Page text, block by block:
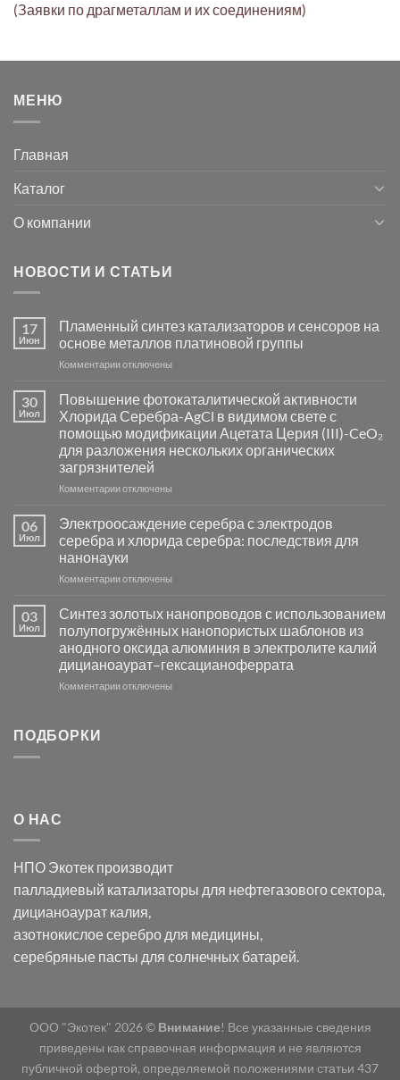
(Заявки по драгметаллам и их соединениям)
МЕНЮ
Главная
Каталог
О компании
НОВОСТИ И СТАТЬИ
17
Июн
Пламенный синтез катализаторов и сенсоров на
основе металлов платиновой группы
Комментариик
Пламенный
синтез
катализаторов
и
сенсоров
на
основе
группы
отключены
30
Июл
Повышение фотокаталитической активности
Хлорида Серебра-AgCl в видимом свете с
помощью модификации Ацетата Церия (III)-CeO₂
для разложения нескольких органических
загрязнителей
Комментариик
фотокаталитической
активности
Хлорида
Серебра-
в
видимом
свете
с
помощью
модификации
отключены
06
Июл
Электроосаждение серебра с электродов
серебра и хлорида серебра: последствия для
нанонауки
Комментариик
серебра
с
электродов
серебра
и
отключены
03
Июл
Синтез золотых нанопроводов с использованием
полупогружённых нанопористых шаблонов из
анодного оксида алюминия в электролите калий
дицианоаурат–гексацианоферрата
Комментариик
оксида
в
электролите
калий
дицианоаурат–
гексацианоферрата
отключены
ПОДБОРКИ
О НАС
НПО Экотек производит
палладиевый катализаторы для нефтегазового сектора,
дицианоаурат калия,
азотнокислое серебро для медицины,
серебряные пасты для солнечных батарей.
ООО "Экотек" 2026 © Внимание! Все указанные сведения
приведены как справочная информация и не являются
публичной офертой, определяемой положениями статьи 437